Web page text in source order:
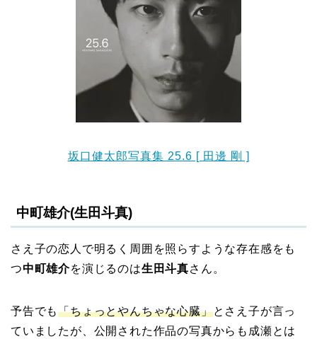
坂口健太郎写真集 25.6 [ 田邊 剛 ]
中町雄介(生田斗真)
さえ子の恋人で明るく周囲を照らすような存在感をも
つ中町雄介を演じるのは生田斗真さん。
予告でも「ちょっとやんちゃな心臓」とさえ子が言っ
ていましたが、公開された作品の写真からも成瀬とは